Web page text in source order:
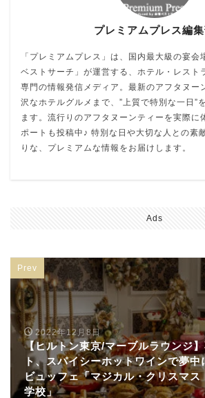
プレミアムプレス編
「プレミアムプレス」は、国内最大級の宴会
ベストサーチ」が運営する、ホテル・レスト
専門の情報発信メディア。最新のアフタヌー
沢なホテルグルメまで、”上質で特別な一日”
ます。流行りのアフタヌーンティーを実際に
ポートも投稿中♪ 特別な日や大切な人との素
りな、プレミアムな情報をお届けします。
Ads
Prev
2022年12月8日
【ヒルトン東京/マーブルラウンジ
ト、スパイシーホットワインで夢
ビュッフェ「マジカル・クリスマ
学校」